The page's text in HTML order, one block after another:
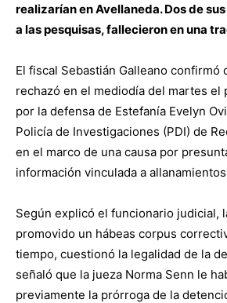
realizarían en Avellaneda. Dos de
a las pesquisas, fallecieron en una
El fiscal Sebastián Galleano confirmó
rechazó en el mediodía del martes el
por la defensa de Estefanía Evelyn
Policía de Investigaciones (PDI) de
en el marco de una causa por
información vinculada a
Según explicó el funcionario judicial,
promovido un hábeas corpus
tiempo, cuestionó la legalidad de la
señaló que la jueza Norma Senn le
previamente la prórroga de la